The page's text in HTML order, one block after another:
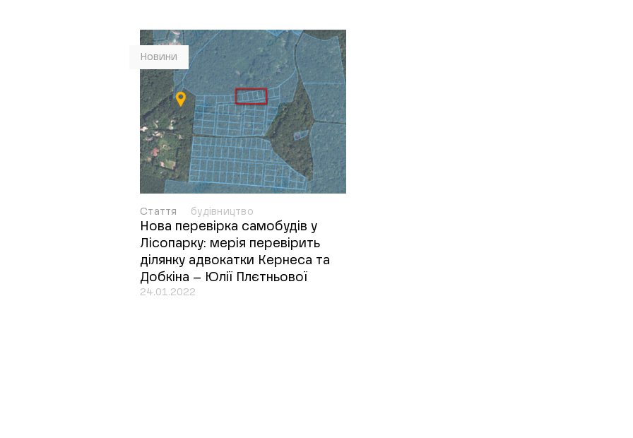
Новини
Стаття будівництво
Нова перевірка самобудів у
Лісопарку: мерія перевірить
ділянку адвокатки Кернеса та
Добкіна – Юлії Плєтньової
24.01.2022